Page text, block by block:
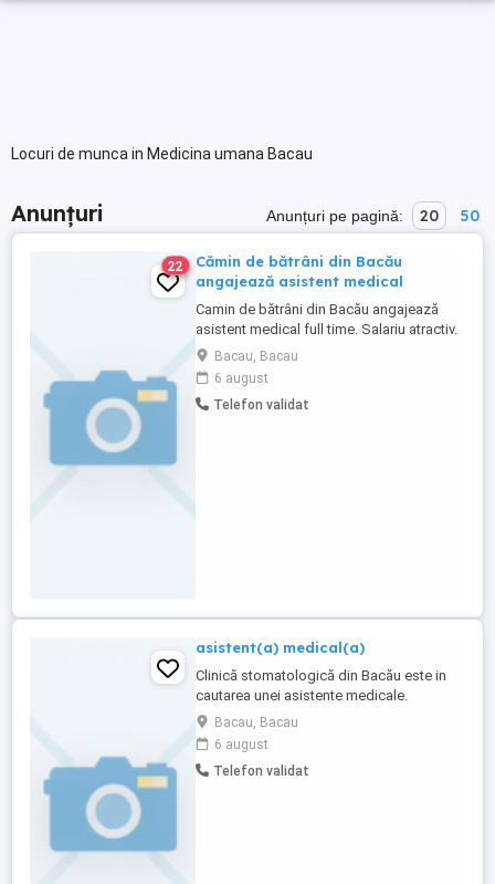
Locuri de munca in Medicina umana Bacau
Anunțuri Anunțuri pe pagină: 20 50
22
Cămin de bătrâni din Bacău
angajează asistent medical
Camin de bătrâni din Bacău angajează
asistent medical full time. Salariu atractiv.
Pentru detalii sunati la numărul de telefon.
Bacau, Bacau
6 august
Telefon validat
asistent(a) medical(a)
Clinică stomatologică din Bacău este in
cautarea unei asistente medicale.
Programul de lucru este de luni-vineri, în
schimburi. Așteptăm CV-ul persoanelor
interesate.
Bacau, Bacau
6 august
Telefon validat